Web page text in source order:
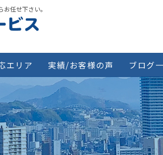
任せ下さい。
エリア 実績/お客様の声 ブログ